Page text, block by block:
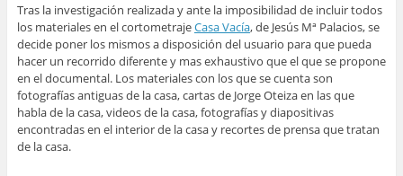
Tras la investigación realizada y ante la imposibilidad de incluir todos
los materiales en el cortometrajeCasa Vacía, de Jesús Mª Palacios, se
decide poner los mismos a disposición del usuario para que pueda
hacer un recorrido diferente y mas exhaustivo que el que se propone
en el documental. Los materiales con los que se cuenta son
fotografías antiguas de la casa, cartas de Jorge Oteiza en las que
habla de la casa, videos de la casa, fotografías y diapositivas
encontradas en el interior de la casa y recortes de prensa que tratan
de la casa.